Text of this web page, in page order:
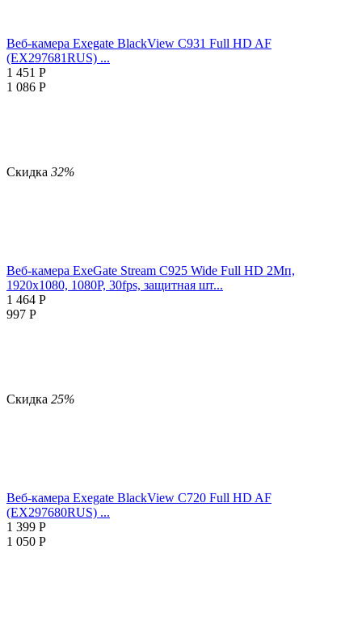
Веб-камера Exegate BlackView C931 Full HD AF
(EX297681RUS) ...
1 451 Р
1 086 Р
Скидка 32%
Веб-камера ExeGate Stream C925 Wide Full HD 2Мп,
1920х1080, 1080P, 30fps, защитная шт...
1 464 Р
997 Р
Скидка 25%
Веб-камера Exegate BlackView C720 Full HD AF
(EX297680RUS) ...
1 399 Р
1 050 Р